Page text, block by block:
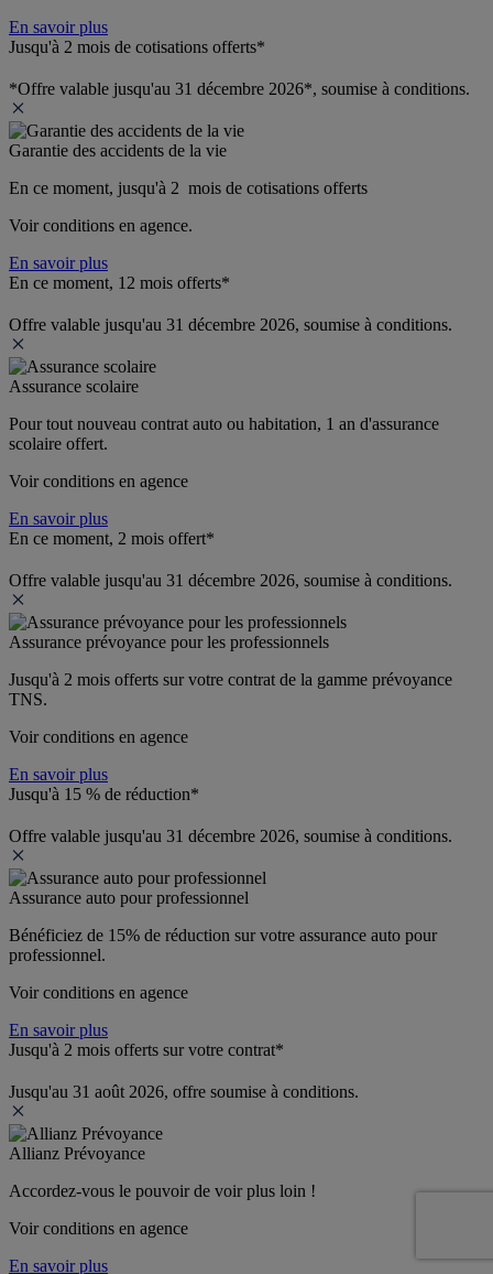
En savoir plus
Jusqu'à 2 mois de cotisations offerts*
*Offre valable jusqu'au 31 décembre 2026*, soumise à conditions.
Garantie des accidents de la vie
En ce moment, jusqu'à 2  mois de cotisations offerts
Voir conditions en agence.
En savoir plus
En ce moment, 12 mois offerts*
Offre valable jusqu'au 31 décembre 2026, soumise à conditions.
Assurance scolaire
Pour tout nouveau contrat auto ou habitation, 1 an d'assurance
scolaire offert.
Voir conditions en agence
En savoir plus
En ce moment, 2 mois offert*
Offre valable jusqu'au 31 décembre 2026, soumise à conditions.
Assurance prévoyance pour les professionnels
Jusqu'à 2 mois offerts sur votre contrat de la gamme prévoyance
TNS.
Voir conditions en agence
En savoir plus
Jusqu'à 15 % de réduction*
Offre valable jusqu'au 31 décembre 2026, soumise à conditions.
Assurance auto pour professionnel
Bénéficiez de 15% de réduction sur votre assurance auto pour
professionnel.
Voir conditions en agence
En savoir plus
Jusqu'à 2 mois offerts sur votre contrat*
Jusqu'au 31 août 2026, offre soumise à conditions.
Allianz Prévoyance
Accordez-vous le pouvoir de voir plus loin !
Voir conditions en agence
En savoir plus